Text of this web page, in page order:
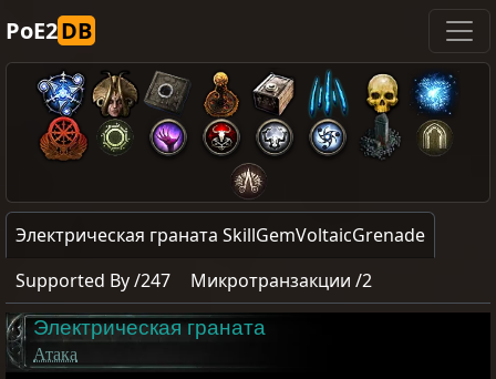
PoE2DB
Электрическая граната SkillGemVoltaicGrenade
Supported By /247
Микротранзакции /2
Электрическая граната
Атака